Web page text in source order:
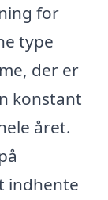
for
type
der er
konstant
året.
indhente